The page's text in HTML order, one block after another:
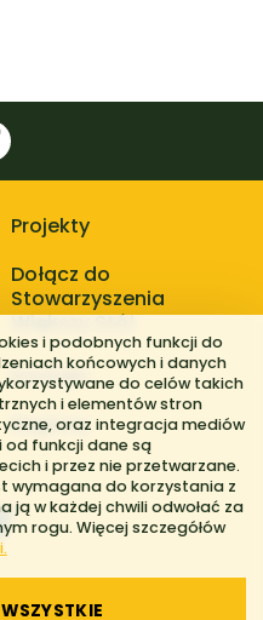
Projekty
Dołącz do
Stowarzyszenia
Większy Stół
Kontakt
Regiony
i podobnych funkcji do
końcowych i danych
do celów takich
i elementów stron
oraz integracja mediów
od funkcji dane są
i przez nie przetwarzane.
wymagana do korzystania z
ją w każdej chwili odwołać za
rogu. Więcej szczegółów